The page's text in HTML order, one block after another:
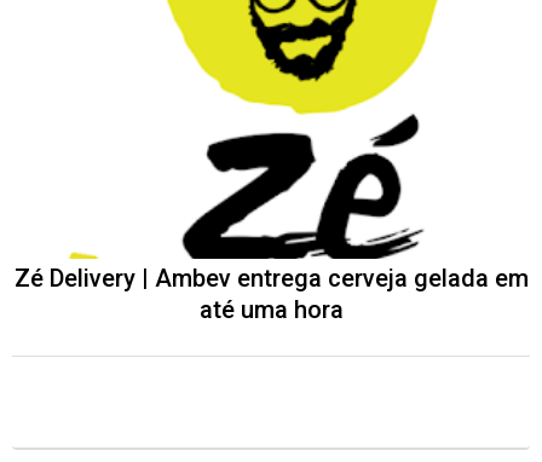
Zé Delivery | Ambev entrega cerveja gelada em
até uma hora